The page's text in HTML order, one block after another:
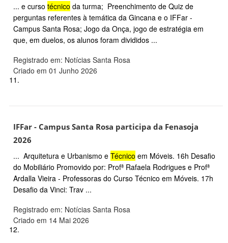
... e curso técnico da turma; Preenchimento de Quiz de
perguntas referentes à temática da Gincana e o IFFar -
Campus Santa Rosa; Jogo da Onça, jogo de estratégia em
que, em duelos, os alunos foram divididos ...
Registrado em: Notícias Santa Rosa
Criado em 01 Junho 2026
11.
IFFar - Campus Santa Rosa participa da Fenasoja
2026
... Arquitetura e Urbanismo e Técnico em Móveis. 16h Desafio
do Mobiliário Promovido por: Profª Rafaela Rodrigues e Profª
Ardalla Vieira - Professoras do Curso Técnico em Móveis. 17h
Desafio da Vinci: Trav ...
Registrado em: Notícias Santa Rosa
Criado em 14 Mai 2026
12.